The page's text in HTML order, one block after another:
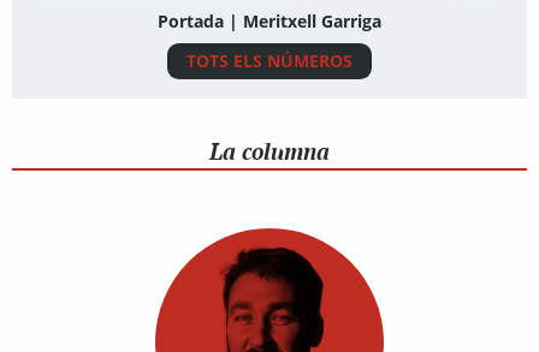
Portada | Meritxell Garriga
TOTS ELS NÚMEROS
La columna